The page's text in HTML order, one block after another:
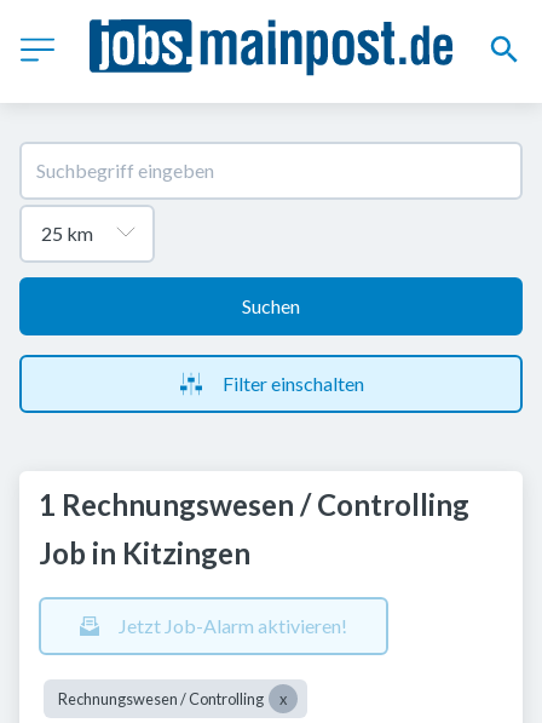
Suchen
Filter einschalten
1 Rechnungswesen / Controlling
Job in Kitzingen
Jetzt Job-Alarm aktivieren!
Rechnungswesen / Controlling